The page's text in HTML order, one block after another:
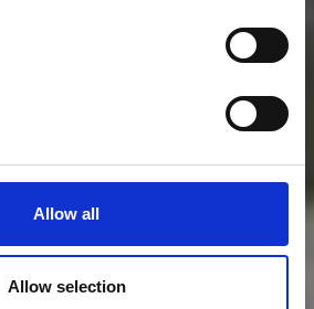
Allow all
Allow selection